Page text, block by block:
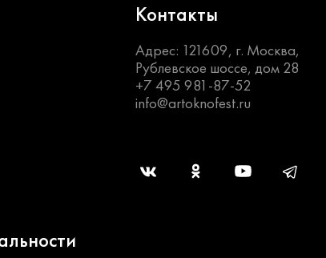
Контакты
Адрес: 121609, г. Москва,
Рублевское шоссе, дом 28
+7 495 981-87-52
info@artoknofest.ru